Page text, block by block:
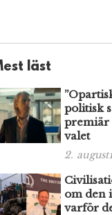
läst
politisk
premiär
valet
2.
om den
varför